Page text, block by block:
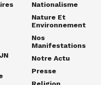
Nationalisme
Nature Et
Environnement
Nos
Manifestations
Notre Actu
Presse